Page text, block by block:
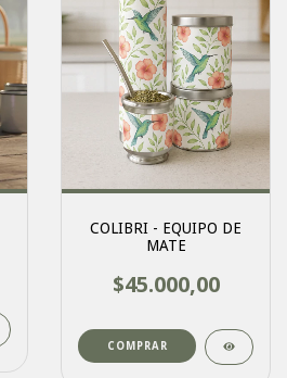
COLIBRI - EQUIPO DE
MATE
$45.000,00